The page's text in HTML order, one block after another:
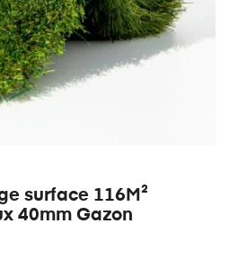
surface 116M²
40mm Gazon